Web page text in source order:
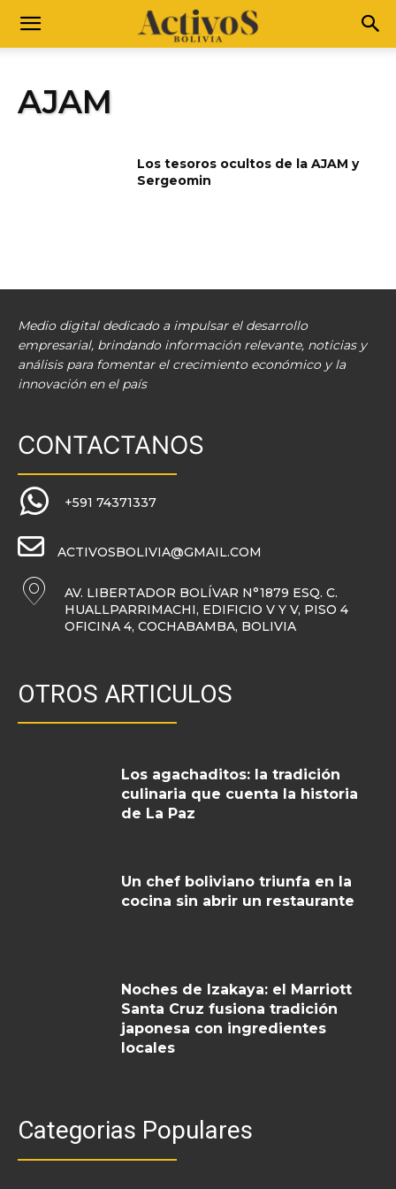
AJAM
Los tesoros ocultos de la AJAM y
Sergeomin
Medio digital dedicado a impulsar el desarrollo
empresarial, brindando información relevante, noticias y
análisis para fomentar el crecimiento económico y la
innovación en el país
CONTACTANOS
+591 74371337
ACTIVOSBOLIVIA@GMAIL.COM
AV. LIBERTADOR BOLÍVAR N°1879 ESQ. C.
HUALLPARRIMACHI, EDIFICIO V Y V, PISO 4
OFICINA 4, COCHABAMBA, BOLIVIA
OTROS ARTICULOS
Los agachaditos: la tradición
culinaria que cuenta la historia
de La Paz
Un chef boliviano triunfa en la
cocina sin abrir un restaurante
Noches de Izakaya: el Marriott
Santa Cruz fusiona tradición
japonesa con ingredientes
locales
Categorias Populares